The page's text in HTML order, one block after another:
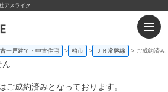
アスライク
一戸建て・中古住宅 柏市 ＪＲ常磐線 ご成約済み
ん
ご成約済みとなっております。